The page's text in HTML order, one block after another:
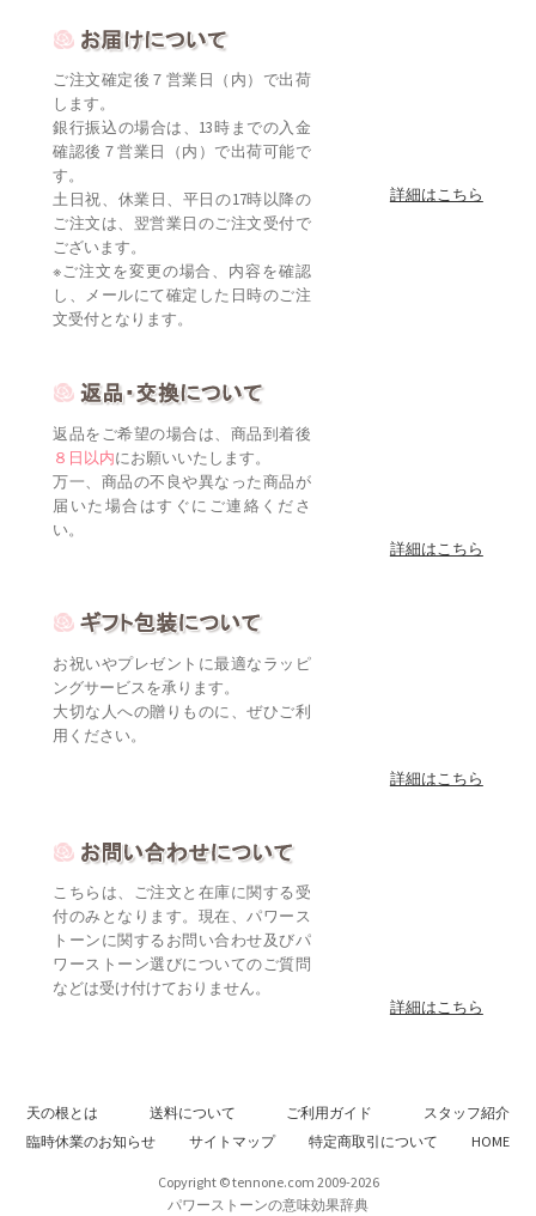
ご注文確定後７営業日（内）で出荷
します。
銀行振込の場合は、13時までの入金
確認後７営業日（内）で出荷可能で
す。
土日祝、休業日、平日の17時以降の
ご注文は、翌営業日のご注文受付で
ございます。
※ご注文を変更の場合、内容を確認
し、メールにて確定した日時のご注
文受付となります。
詳細はこちら
返品をご希望の場合は、商品到着後
８日以内にお願いいたします。
万一、商品の不良や異なった商品が
届いた場合はすぐにご連絡くださ
い。
詳細はこちら
お祝いやプレゼントに最適なラッピ
ングサービスを承ります。
大切な人への贈りものに、ぜひご利
用ください。
詳細はこちら
こちらは、ご注文と在庫に関する受
付のみとなります。現在、パワース
トーンに関するお問い合わせ及びパ
ワーストーン選びについてのご質問
などは受け付けておりません。
詳細はこちら
天の根とは 送料について ご利用ガイド
スタッフ紹介
臨時休業のお知らせ
サイトマップ 特定商取引について HOME
Copyright © tennone.com 2009-2026
パワーストーンの意味効果辞典